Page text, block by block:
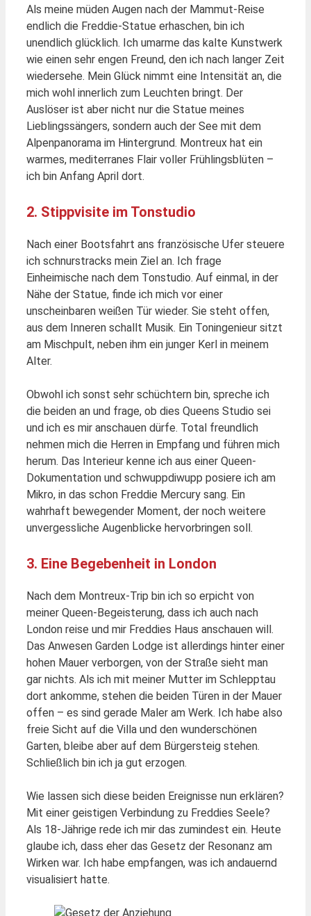
Als meine müden Augen nach der Mammut-Reise
endlich die Freddie-Statue erhaschen, bin ich
unendlich glücklich. Ich umarme das kalte Kunstwerk
wie einen sehr engen Freund, den ich nach langer Zeit
wiedersehe. Mein Glück nimmt eine Intensität an, die
mich wohl innerlich zum Leuchten bringt. Der
Auslöser ist aber nicht nur die Statue meines
Lieblingssängers, sondern auch der See mit dem
Alpenpanorama im Hintergrund. Montreux hat ein
warmes, mediterranes Flair voller Frühlingsblüten –
ich bin Anfang April dort.
2. Stippvisite im Tonstudio
Nach einer Bootsfahrt ans französische Ufer steuere
ich schnurstracks mein Ziel an. Ich frage
Einheimische nach dem Tonstudio. Auf einmal, in der
Nähe der Statue, finde ich mich vor einer
unscheinbaren weißen Tür wieder. Sie steht offen,
aus dem Inneren schallt Musik. Ein Toningenieur sitzt
am Mischpult, neben ihm ein junger Kerl in meinem
Alter.
Obwohl ich sonst sehr schüchtern bin, spreche ich
die beiden an und frage, ob dies Queens Studio sei
und ich es mir anschauen dürfe. Total freundlich
nehmen mich die Herren in Empfang und führen mich
herum. Das Interieur kenne ich aus einer Queen-
Dokumentation und schwuppdiwupp posiere ich am
Mikro, in das schon Freddie Mercury sang. Ein
wahrhaft bewegender Moment, der noch weitere
unvergessliche Augenblicke hervorbringen soll.
3. Eine Begebenheit in London
Nach dem Montreux-Trip bin ich so erpicht von
meiner Queen-Begeisterung, dass ich auch nach
London reise und mir Freddies Haus anschauen will.
Das Anwesen Garden Lodge ist allerdings hinter einer
hohen Mauer verborgen, von der Straße sieht man
gar nichts. Als ich mit meiner Mutter im Schlepptau
dort ankomme, stehen die beiden Türen in der Mauer
offen – es sind gerade Maler am Werk. Ich habe also
freie Sicht auf die Villa und den wunderschönen
Garten, bleibe aber auf dem Bürgersteig stehen.
Schließlich bin ich ja gut erzogen.
Wie lassen sich diese beiden Ereignisse nun erklären?
Mit einer geistigen Verbindung zu Freddies Seele?
Als 18-Jährige rede ich mir das zumindest ein. Heute
glaube ich, dass eher das Gesetz der Resonanz am
Wirken war. Ich habe empfangen, was ich andauernd
visualisiert hatte.